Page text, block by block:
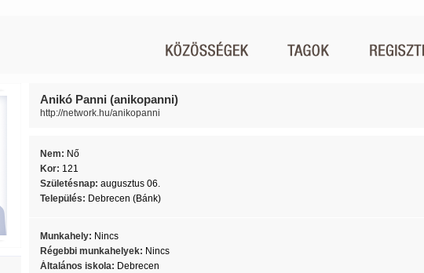
Anikó Panni (anikopanni)
http://network.hu/anikopanni
Nem: Nő
Kor: 121
Születésnap: augusztus 06.
Település: Debrecen (Bánk)
Munkahely: Nincs
Régebbi munkahelyek: Nincs
Általános iskola: Debrecen